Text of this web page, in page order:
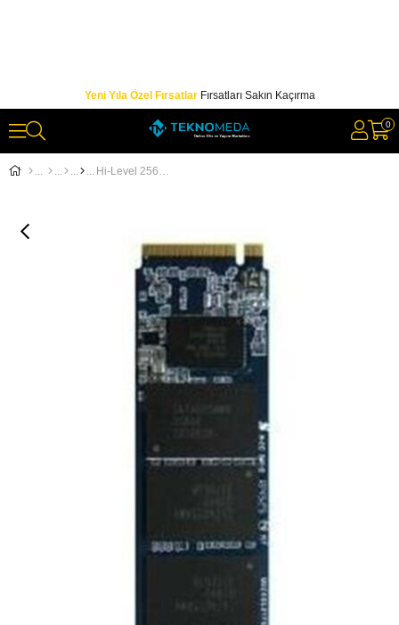
Yeni Yıla Özel FırsatlarFırsatları Sakın Kaçırma
0
Hi-Level 256Gb Sata3 M2 Nvme Pcıe Ssd 3300-1200Mbs Hlv-M2Pcıessd2280-256G Harddisk